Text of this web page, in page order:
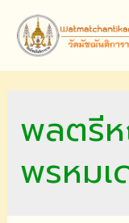
content
พลตรี
พรหมเ